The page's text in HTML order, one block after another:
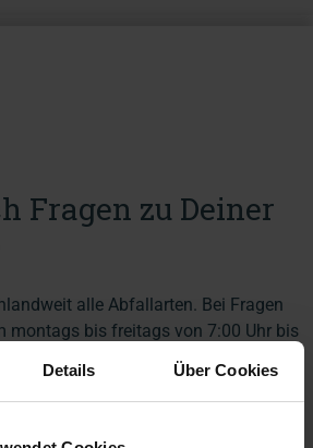
Details Über Cookies
Fragen zu Deiner
alle Abfallarten. Bei Fragen
montags bis freitags von 7:00 Uhr bis
Kontaktiere uns gerne per Telefon, E-
das Kontaktformular aus.